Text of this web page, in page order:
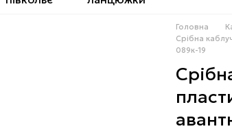
Головна
Срібна
089к-19